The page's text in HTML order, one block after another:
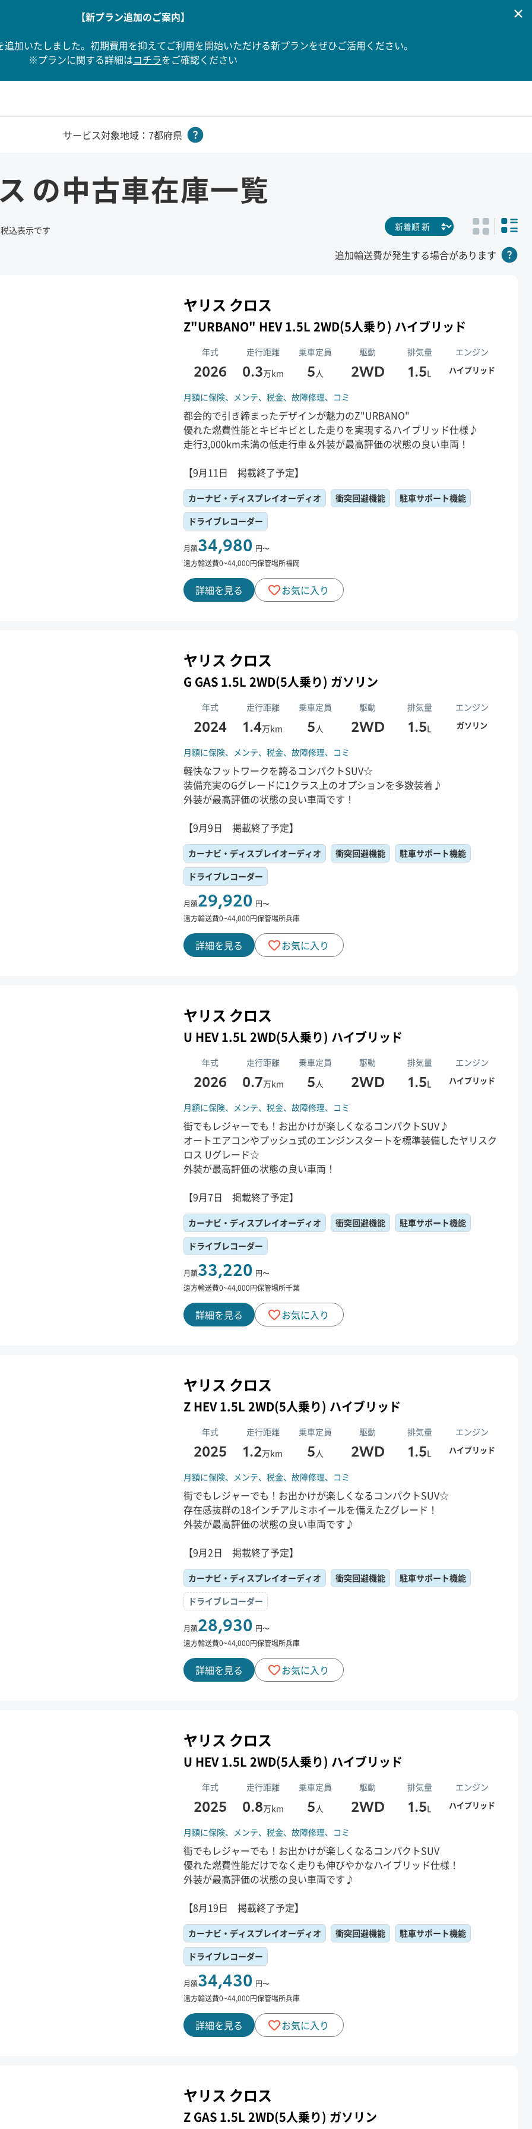
【新プラン追加のご案内】
加いたしました。初期費用を抑えてご利用を開始いただける新プランをぜひご活用ください。
※プランに関する詳細はコチラをご確認ください
サービス対象地域：7都府県
の中古車在庫一覧
込表示です
追加輸送費が発生する場合があります
ヤリス クロス
Z"URBANO" HEV 1.5L 2WD(5人乗り) ハイブリッド
年式 走行距離 乗車定員 駆動 排気量 エンジン
2026 0.3万km 5人 2WD 1.5L ハイブリッド
月額に保険、 メンテ、税金、故障修理、 コミ
都会的で引き締まったデザインが魅力のZ"URBANO"
優れた燃費性能とキビキビとした走りを実現するハイブリッド仕様♪
走行3,000km未満の低走行車＆外装が最高評価の状態の良い車両！
【9月11日 掲載終了予定】
カーナビ・ディスプレイオーディオ 衝突回避機能
駐車サポート機能
ドライブレコーダー
月額34,980 円〜
遠方輸送費0~44,000円保管場所福岡
詳細を見る お気に入り
ヤリス クロス
G GAS 1.5L 2WD(5人乗り) ガソリン
年式 走行距離 乗車定員 駆動 排気量 エンジン
2024 1.4万km 5人 2WD 1.5L ガソリン
月額に保険、 メンテ、税金、故障修理、 コミ
軽快なフットワークを誇るコンパクトSUV☆
装備充実のGグレードに1クラス上のオプションを多数装着♪
外装が最高評価の状態の良い車両です！
【9月9日 掲載終了予定】
カーナビ・ディスプレイオーディオ 衝突回避機能
駐車サポート機能
ドライブレコーダー
月額29,920 円〜
遠方輸送費0~44,000円保管場所兵庫
詳細を見る お気に入り
ヤリス クロス
U HEV 1.5L 2WD(5人乗り) ハイブリッド
年式 走行距離 乗車定員 駆動 排気量 エンジン
2026 0.7万km 5人 2WD 1.5L ハイブリッド
月額に保険、 メンテ、税金、故障修理、 コミ
街でもレジャーでも！お出かけが楽しくなるコンパクトSUV♪
オートエアコンやプッシュ式のエンジンスタートを標準装備したヤリスク
ロス Uグレード☆
外装が最高評価の状態の良い車両！
【9月7日 掲載終了予定】
カーナビ・ディスプレイオーディオ 衝突回避機能
駐車サポート機能
ドライブレコーダー
月額33,220 円〜
遠方輸送費0~44,000円保管場所千葉
詳細を見る お気に入り
ヤリス クロス
Z HEV 1.5L 2WD(5人乗り) ハイブリッド
年式 走行距離 乗車定員 駆動 排気量 エンジン
2025 1.2万km 5人 2WD 1.5L ハイブリッド
月額に保険、 メンテ、税金、故障修理、 コミ
街でもレジャーでも！お出かけが楽しくなるコンパクトSUV☆
存在感抜群の18インチアルミホイールを備えたZグレード！
外装が最高評価の状態の良い車両です♪
【9月2日 掲載終了予定】
カーナビ・ディスプレイオーディオ 衝突回避機能
駐車サポート機能
ドライブレコーダー
月額28,930 円〜
遠方輸送費0~44,000円保管場所兵庫
詳細を見る お気に入り
ヤリス クロス
U HEV 1.5L 2WD(5人乗り) ハイブリッド
年式 走行距離 乗車定員 駆動 排気量 エンジン
2025 0.8万km 5人 2WD 1.5L ハイブリッド
月額に保険、 メンテ、税金、故障修理、 コミ
街でもレジャーでも！お出かけが楽しくなるコンパクトSUV
優れた燃費性能だけでなく走りも伸びやかなハイブリッド仕様！
外装が最高評価の状態の良い車両です♪
【8月19日 掲載終了予定】
カーナビ・ディスプレイオーディオ 衝突回避機能
駐車サポート機能
ドライブレコーダー
月額34,430 円〜
遠方輸送費0~44,000円保管場所兵庫
詳細を見る お気に入り
ヤリス クロス
Z GAS 1.5L 2WD(5人乗り) ガソリン